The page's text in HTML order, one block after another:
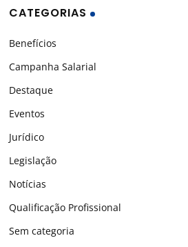
CATEGORIAS
Benefícios
Campanha Salarial
Destaque
Eventos
Jurídico
Legislação
Notícias
Qualificação Profissional
Sem categoria